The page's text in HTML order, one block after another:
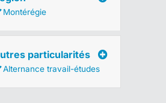
Montérégie
particularités
Alternance travail-études